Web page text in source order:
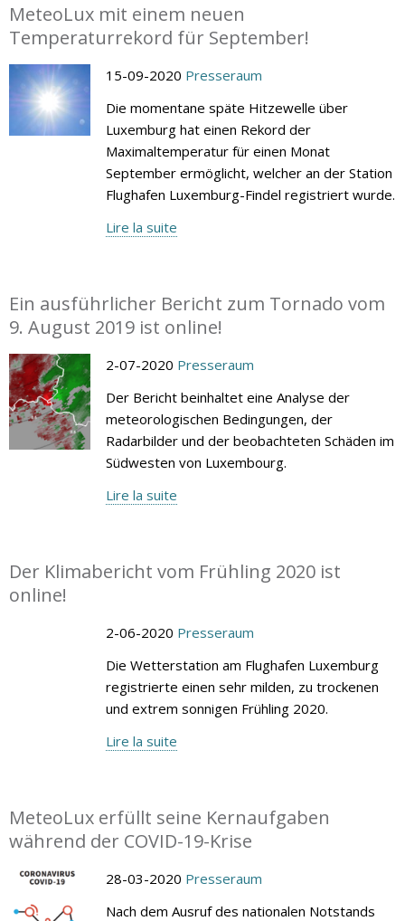
MeteoLux mit einem neuen
Temperaturrekord für September!
15-09-2020 Presseraum
Die momentane späte Hitzewelle über
Luxemburg hat einen Rekord der
Maximaltemperatur für einen Monat
September ermöglicht, welcher an der Station
Flughafen Luxemburg-Findel registriert wurde.
Lire la suite
Ein ausführlicher Bericht zum Tornado vom
9. August 2019 ist online!
2-07-2020 Presseraum
Der Bericht beinhaltet eine Analyse der
meteorologischen Bedingungen, der
Radarbilder und der beobachteten Schäden im
Südwesten von Luxembourg.
Lire la suite
Der Klimabericht vom Frühling 2020 ist
online!
2-06-2020 Presseraum
Die Wetterstation am Flughafen Luxemburg
registrierte einen sehr milden, zu trockenen
und extrem sonnigen Frühling 2020.
Lire la suite
MeteoLux erfüllt seine Kernaufgaben
während der COVID-19-Krise
28-03-2020 Presseraum
Nach dem Ausruf des nationalen Notstands